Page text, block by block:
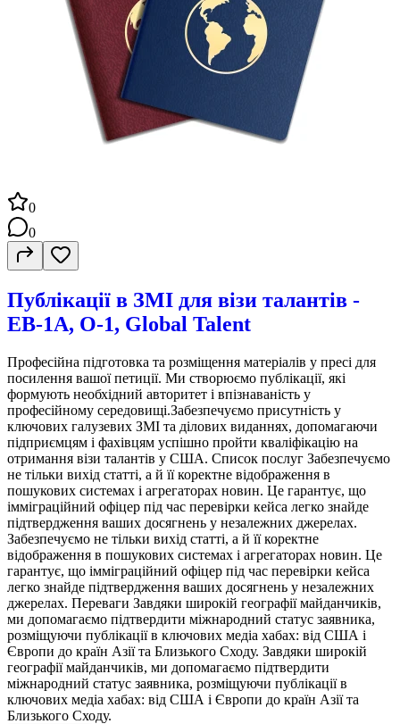
0
0
Публікації в ЗМІ для візи талантів -
EB-1A, O-1, Global Talent
Професійна підготовка та розміщення матеріалів у пресі для
посилення вашої петиції. Ми створюємо публікації, які
формують необхідний авторитет і впізнаваність у
професійному середовищі.Забезпечуємо присутність у
ключових галузевих ЗМІ та ділових виданнях, допомагаючи
підприємцям і фахівцям успішно пройти кваліфікацію на
отримання візи талантів у США. Список послуг Забезпечуємо
не тільки вихід статті, а й її коректне відображення в
пошукових системах і агрегаторах новин. Це гарантує, що
імміграційний офіцер під час перевірки кейса легко знайде
підтвердження ваших досягнень у незалежних джерелах.
Забезпечуємо не тільки вихід статті, а й її коректне
відображення в пошукових системах і агрегаторах новин. Це
гарантує, що імміграційний офіцер під час перевірки кейса
легко знайде підтвердження ваших досягнень у незалежних
джерелах. Переваги Завдяки широкій географії майданчиків,
ми допомагаємо підтвердити міжнародний статус заявника,
розміщуючи публікації в ключових медіа хабах: від США і
Європи до країн Азії та Близького Сходу. Завдяки широкій
географії майданчиків, ми допомагаємо підтвердити
міжнародний статус заявника, розміщуючи публікації в
ключових медіа хабах: від США і Європи до країн Азії та
Близького Сходу.